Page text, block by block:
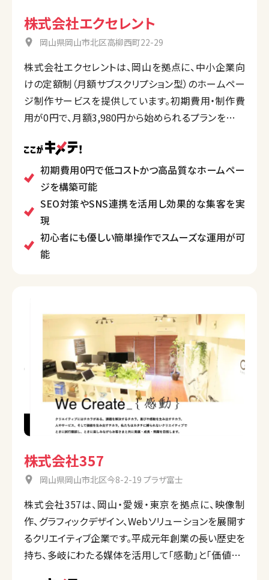
株式会社エクセレント
岡山県岡山市北区高柳西町22-29
株式会社エクセレントは、岡山を拠点に、中小企業向
けの定額制（月額サブスクリプション型）のホームペー
ジ制作サービスを提供しています。初期費用・制作費
用が0円で、月額3,980円から始められるプランを特徴
支援も充実しています。
また、ホームページ管理や更新代行も含まれるため、
専門知識がない企業でも手軽に利用可能です。迅速な
対応や柔軟なサポート体制を備え、多くの中小企業や
個人事業主に利用されています。
初期費用0円で低コストかつ高品質なホームペー
ジを構築可能
SEO対策やSNS連携を活用し効果的な集客を実
現
初心者にも優しい簡単操作でスムーズな運用が可
能
株式会社357
岡山県岡山市北区今8-2-19 プラザ富士
株式会社357は、岡山・愛媛・東京を拠点に、映像制
作、グラフィックデザイン、Webソリューションを展開す
るクリエイティブ企業です。平成元年創業の長い歴史を
持ち、多岐にわたる媒体を活用して「感動」と「価値」を